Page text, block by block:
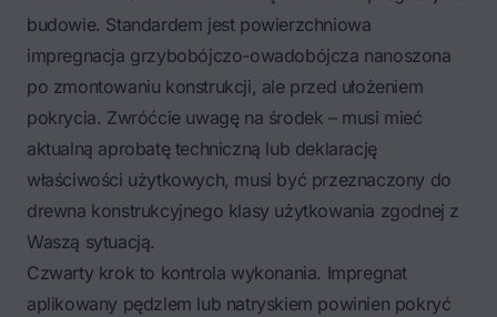
budowie. Standardem jest powierzchniowa
impregnacja grzybobójczo-owadobójcza nanoszona
po zmontowaniu konstrukcji, ale przed ułożeniem
pokrycia. Zwróćcie uwagę na środek – musi mieć
aktualną aprobatę techniczną lub deklarację
właściwości użytkowych, musi być przeznaczony do
drewna konstrukcyjnego klasy użytkowania zgodnej z
Waszą sytuacją.
Czwarty krok to kontrola wykonania. Impregnat
aplikowany pędzlem lub natryskiem powinien pokryć